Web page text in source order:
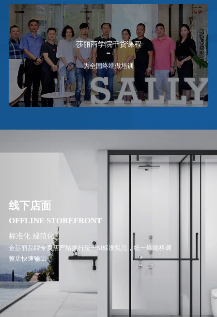
莎丽商学院干货课程
为全国终端做培训
线下店面
OFFLINE STOREFRONT
标准化 规范化
金莎丽品牌专卖店严格执行统一SI标准规范，统一终端格调
整店快速输出